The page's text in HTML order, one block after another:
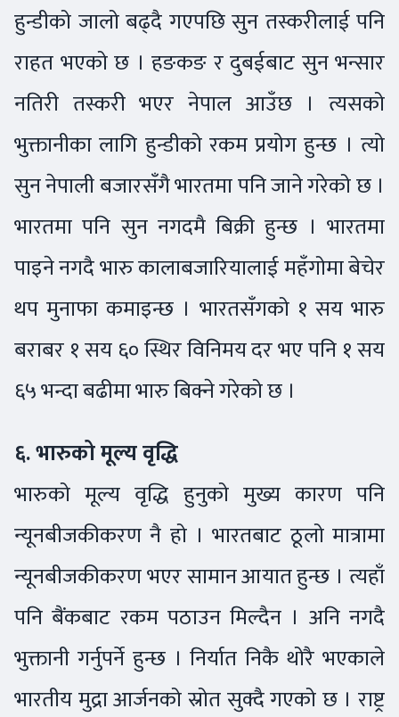
हुन्डीको जालो बढ्दै गएपछि सुन तस्करीलाई पनि
राहत भएको छ । हङकङ र दुबईबाट सुन भन्सार
नतिरी तस्करी भएर नेपाल आउँछ । त्यसको
भुक्तानीका लागि हुन्डीको रकम प्रयोग हुन्छ । त्यो
सुन नेपाली बजारसँगै भारतमा पनि जाने गरेको छ ।
भारतमा पनि सुन नगदमै बिक्री हुन्छ । भारतमा
पाइने नगदै भारु कालाबजारियालाई महँगोमा बेचेर
थप मुनाफा कमाइन्छ । भारतसँगको १ सय भारु
बराबर १ सय ६० स्थिर विनिमय दर भए पनि १ सय
६५ भन्दा बढीमा भारु बिक्ने गरेको छ ।
६. भारुको मूल्य वृद्धि
भारुको मूल्य वृद्धि हुनुको मुख्य कारण पनि
न्यूनबीजकीकरण नै हो । भारतबाट ठूलो मात्रामा
न्यूनबीजकीकरण भएर सामान आयात हुन्छ । त्यहाँ
पनि बैंकबाट रकम पठाउन मिल्दैन । अनि नगदै
भुक्तानी गर्नुपर्ने हुन्छ । निर्यात निकै थोरै भएकाले
भारतीय मुद्रा आर्जनको स्रोत सुक्दै गएको छ । राष्ट्र